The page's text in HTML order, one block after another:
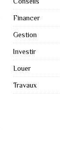
Financer
Gestion
Investir
Louer
Travaux